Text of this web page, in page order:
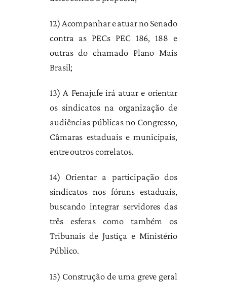
12) Acompanhar e atuar no Senado
contra as PECs PEC 186, 188 e
outras do chamado Plano Mais
Brasil;
13) A Fenajufe irá atuar e orientar
os sindicatos na organização de
audiências públicas no Congresso,
Câmaras estaduais e municipais,
entre outros correlatos.
14) Orientar a participação dos
sindicatos nos fóruns estaduais,
buscando integrar servidores das
três esferas como também os
Tribunais de Justiça e Ministério
Público.
15) Construção de uma greve geral